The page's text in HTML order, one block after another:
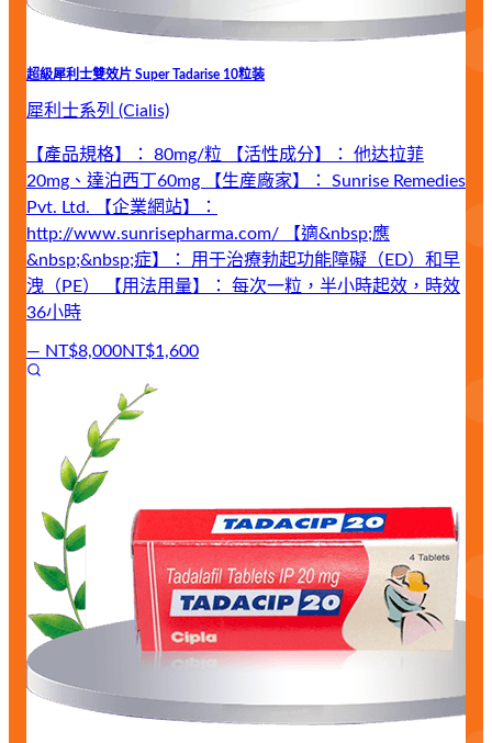
超級犀利士雙效片 Super Tadarise 10粒装
犀利士系列 (Cialis)
【產品規格】： 80mg/粒 【活性成分】： 他达拉菲
20mg、達泊西丁60mg 【生産廠家】： Sunrise Remedies
Pvt. Ltd. 【企業網站】：
http://www.sunrisepharma.com/ 【適&nbsp;應
&nbsp;&nbsp;症】： 用于治療勃起功能障礙（ED）和早
洩（PE） 【用法用量】： 每次一粒，半小時起效，時效
36小時
— NT$8,000NT$1,600